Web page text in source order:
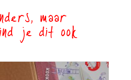
maar
je dit ook